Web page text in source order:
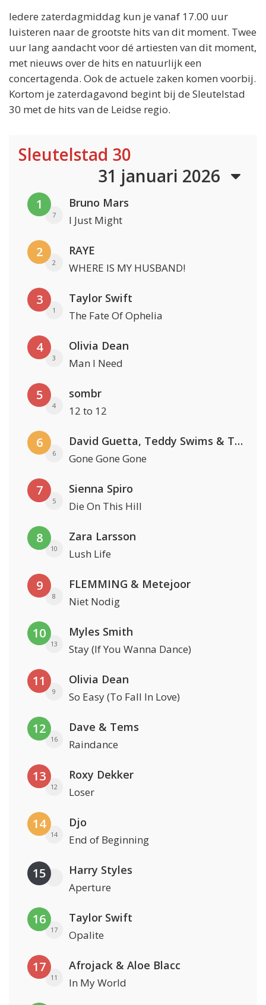
Iedere zaterdagmiddag kun je vanaf 17.00 uur
luisteren naar de grootste hits van dit moment. Twee
uur lang aandacht voor dé artiesten van dit moment,
met nieuws over de hits en natuurlijk een
concertagenda. Ook de actuele zaken komen voorbij.
Kortom je zaterdagavond begint bij de Sleutelstad
30 met de hits van de Leidse regio.
Sleutelstad 30
31 januari 2026
1
7
Bruno Mars
I Just Might
2
2
RAYE
WHERE IS MY HUSBAND!
3
1
Taylor Swift
The Fate Of Ophelia
4
3
Olivia Dean
Man I Need
5
4
sombr
12 to 12
6
6
David Guetta, Teddy Swims & Tones And I
Gone Gone Gone
7
5
Sienna Spiro
Die On This Hill
8
10
Zara Larsson
Lush Life
9
8
FLEMMING & Metejoor
Niet Nodig
10
13
Myles Smith
Stay (If You Wanna Dance)
11
9
Olivia Dean
So Easy (To Fall In Love)
12
16
Dave & Tems
Raindance
13
12
Roxy Dekker
Loser
14
14
Djo
End of Beginning
15 Harry Styles
Aperture
16
17
Taylor Swift
Opalite
17
11
Afrojack & Aloe Blacc
In My World